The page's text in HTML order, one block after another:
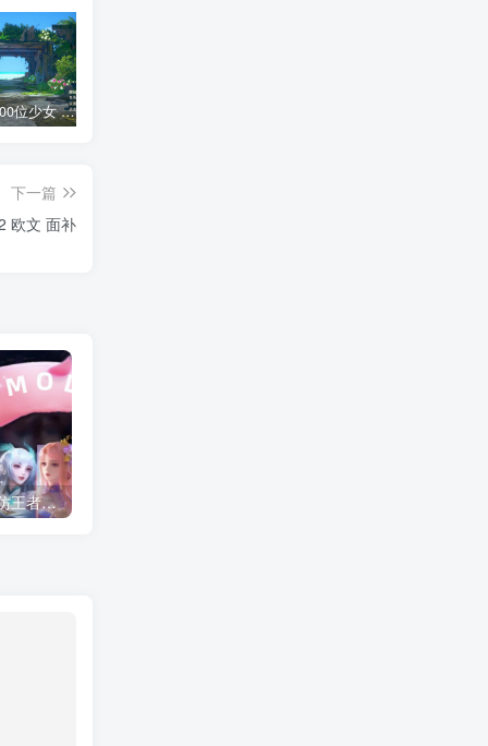
AI少女 1300位少女 捏脸面补数据整合包 总有一位是你想要的
下一篇
欧文 面补
AI少女/HS2甜心选择2 仿王者荣耀人物卡全合集打包